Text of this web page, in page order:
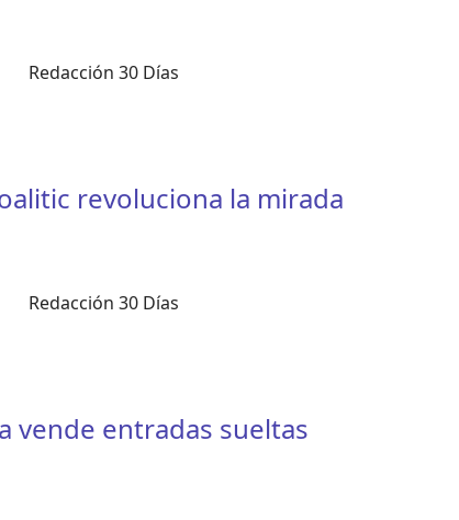
Redacción 30 Días
revoluciona la mirada
Redacción 30 Días
vende entradas sueltas